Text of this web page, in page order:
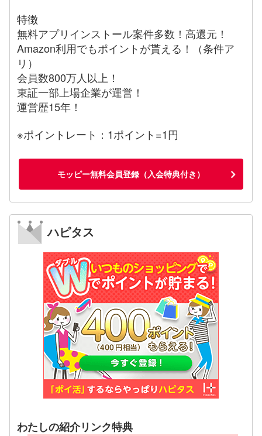
特徴
無料アプリインストール案件多数！高還元！
Amazon利用でもポイントが貰える！（条件ア
リ）
会員数800万人以上！
東証一部上場企業が運営！
運営歴15年！
※ポイントレート：1ポイント=1円
モッピー無料会員登録（入会特典付き）
ハピタス
わたしの紹介リンク特典